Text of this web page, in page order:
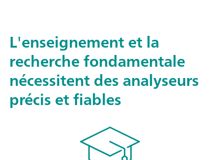
L'enseignement et la
recherche fondamentale
nécessitent des analyseurs
précis et fiables